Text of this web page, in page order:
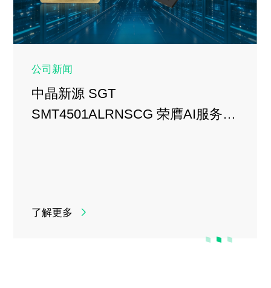
公司新闻
中晶新源 SGT
SMT4501ALRNSCG 荣膺AI服务器
了解更多